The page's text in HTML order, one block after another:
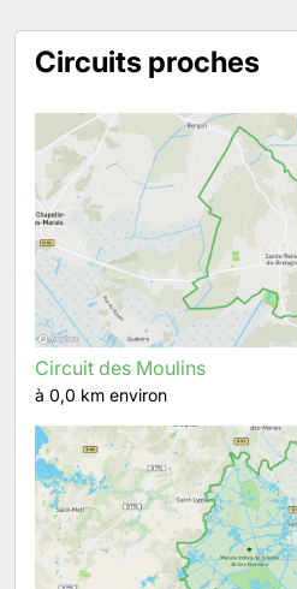
Circuits proches
Circuit des Moulins
à 0,0 km environ